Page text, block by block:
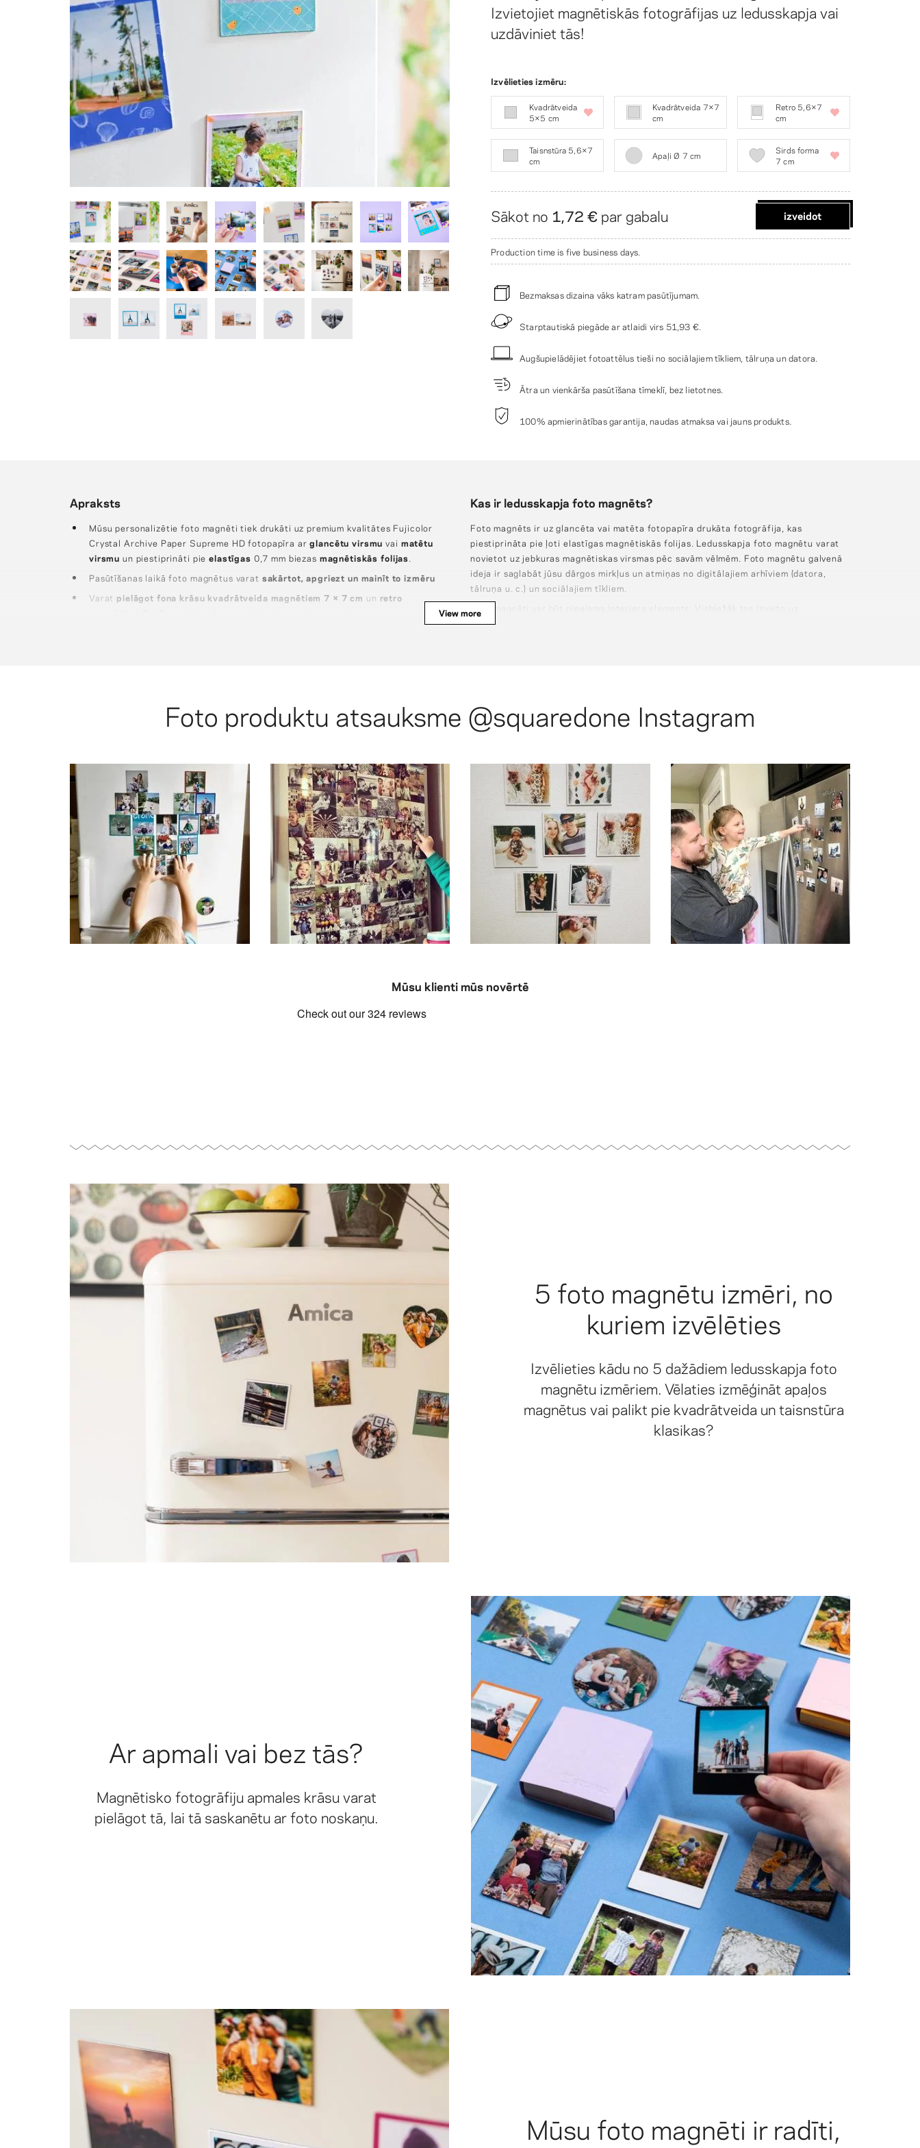
Izvietojiet magnētiskās fotogrāfijas uz ledusskapja vai
uzdāviniet tās!
Izvēlieties izmēru:
Kvadrātveida
5×5 cm
Kvadrātveida 7×7
cm
Retro 5,6×7
cm
Taisnstūra 5,6×7
cm
Apaļi Ø 7 cm
Sirds forma
7 cm
Sākot no 1,72 € par gabalu izveidot
Production time is five business days.
Bezmaksas dizaina vāks katram pasūtījumam.
Starptautiskā piegāde ar atlaidi virs 51,93 €
Augšupielādējiet fotoattēlus tieši no sociālajiem tīkliem, tālruņa un datora.
Ātra un vienkārša pasūtīšana tīmeklī, bez lietotnes.
100% apmierinātības garantija, naudas atmaksa vai jauns produkts.
Apraksts
Mūsu personalizētie foto magnēti tiek drukāti uz premium kvalitātes Fujicolor
Crystal Archive Paper Supreme HD fotopapīra arglancētu virsmu vai matētu
virsmu un piestiprināti pieelastīgas 0,7 mm biezas magnētiskās folijas
Pasūtīšanas laikā foto magnētus varat sakārtot, apgriezt un mainīt to izmēru
Varat pielāgot fona krāsu kvadrātveida magnētiem 7 × 7 cm un retro
Kas ir ledusskapja foto magnēts?
Foto magnēts ir uz glancēta vai matēta fotopapīra drukāta fotogrāfija, kas
piestiprināta pie ļoti elastīgas magnētiskās folijas. Ledusskapja foto magnētu varat
novietot uz jebkuras magnētiskas virsmas pēc savām vēlmēm. Foto magnētu galvenā
ideja ir saglabāt jūsu dārgos mirkļus un atmiņas no digitālajiem arhīviem (datora,
tālruņa u. c.) un sociālajiem tīkliem.
Foto magnēti var būt pieejams interjera elements. Visbiežāk tos izvieto uz
ledusskapjiem un magnētiskajām tāfelēm.
View more
Foto produktu atsauksme @squaredone Instagram
@moje_kwiatki: My new favorite
addition to a fridge. Personalised
photo magnets 🥰
@smallsmallworldnewzealand: I take
1000000 photos of my children on my
phone, and we never ever print them
and put them up. But I just got my
photo magnet parcel from
Squared.one. I love looking back at
the our magnetic photos on the fridge
and the children love to see the things
they have done and the family and
friends and places they have seen.
@courtney.marquez: Printed photos
have always been important to me but
especially since being a mom they
have become even more important
and special knowing that one day her
and I will go through these photos as I
have done with my mother. I recently
discovered @squared.one and I am so
in love with their personalized photo
magnets and photo prints! Their
website is so easy to use and the
quality of the photos is beautiful. Mika
loves staring at these photo magnets
on the fridge while I do my cooking! 💛
@mommakoyle: Sundays are family
days in our house. We do our best to
spend quality time together and have
family centered activities. If you
haven't caught on by now I'm huge
into my family and pictures. So it
makes since that my family is the #1
thing I take pictures of. I'm loving
these photo fridge magnets from
@squared.one Now I have some of my
favorite pictures on my fridge to
easily see anytime!
Mūsu klienti mūs novērtē
5 foto magnētu izmēri, no
kuriem izvēlēties
Izvēlieties kādu no 5 dažādiem ledusskapja foto
magnētu izmēriem. Vēlaties izmēģināt apaļos
magnētus vai palikt pie kvadrātveida un taisnstūra
klasikas?
Ar apmali vai bez tās?
Magnētisko fotogrāfiju apmales krāsu varat
pielāgot tā, lai tā saskanētu ar foto noskaņu.
Mūsu foto magnēti ir radīti,